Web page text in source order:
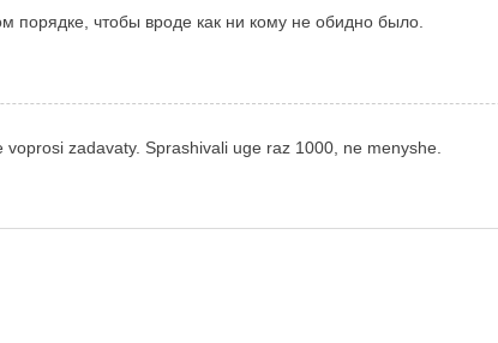
чтобы вроде как ни кому не обидно было.
zadavaty. Sprashivali uge raz 1000, ne menyshe.